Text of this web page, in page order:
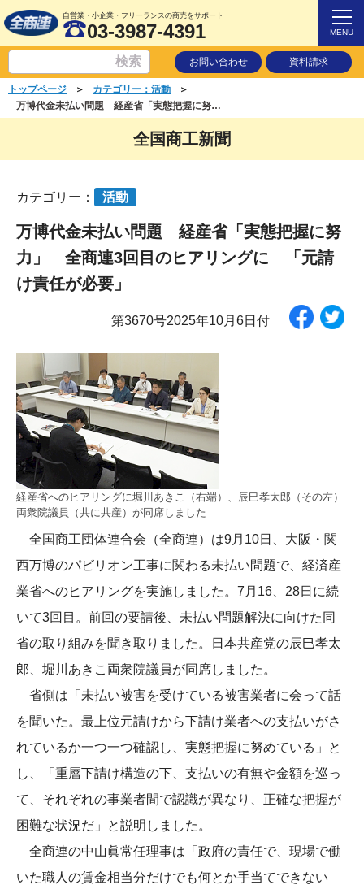
自営業・小企業・フリーランスの商売をサポート
03-3987-4391 MENU
お問い合わせ 資料請求
トップページ ＞ カテゴリー：活動
＞
万博代金未払い問題 経産省「実態把握に努力」 全商連3回目のヒアリングに 「元請け責任が必要」
全国商工新聞
カテゴリー： 活動
万博代金未払い問題 経産省「実態把握に努
力」 全商連3回目のヒアリングに 「元請
け責任が必要」
第3670号2025年10月6日付
経産省へのヒアリングに堀川あきこ（右端）、辰巳孝太郎（その左）
両衆院議員（共に共産）が同席しました
全国商工団体連合会（全商連）は9月10日、大阪・関
西万博のパビリオン工事に関わる未払い問題で、経済産
業省へのヒアリングを実施しました。7月16、28日に続
いて3回目。前回の要請後、未払い問題解決に向けた同
省の取り組みを聞き取りました。日本共産党の辰巳孝太
郎、堀川あきこ両衆院議員が同席しました。
省側は「未払い被害を受けている被害業者に会って話
を聞いた。最上位元請けから下請け業者への支払いがさ
れているか一つ一つ確認し、実態把握に努めている」と
し、「重層下請け構造の下、支払いの有無や金額を巡っ
て、それぞれの事業者間で認識が異なり、正確な把握が
困難な状況だ」と説明しました。
全商連の中山眞常任理事は「政府の責任で、現場で働
いた職人の賃金相当分だけでも何とか手当てできない